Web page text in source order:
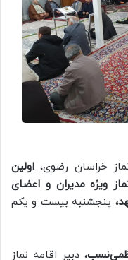
خراسان رضوی،اولین
ویژه مدیران و اعضای
پنجشنبه بیست و یکم
، دبیر اقامه نماز